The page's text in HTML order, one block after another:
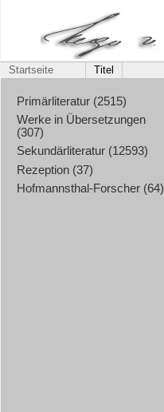
Startseite Titel
Primärliteratur (2515)
Werke in Übersetzungen
(307)
Sekundärliteratur (12593)
Rezeption (37)
Hofmannsthal-Forscher (64)